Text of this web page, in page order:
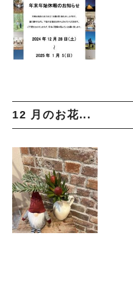
12 月のお花...